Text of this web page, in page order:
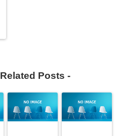
Related Posts -